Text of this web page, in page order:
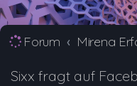
Forum
Sixx fragt auf